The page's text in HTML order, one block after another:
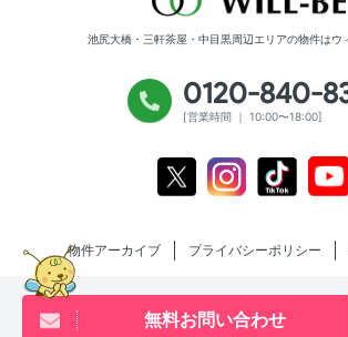
無料お問い合わせ
池尻大橋・三軒茶屋・中目黒周辺エリアの物件はウ
0120-840-
[営業時間 ｜ 10:00〜18:00]
InstagramTiktok
物件アーカイブ プライバシーポリシー
Copyright will be co.,ltd All rights